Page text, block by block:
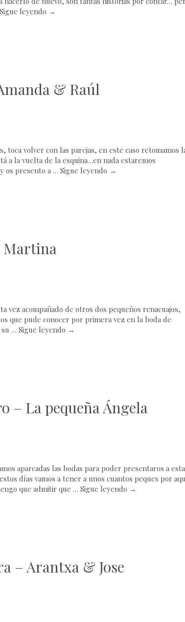
Sigue leyendo →
& Raúl
toca volver con las parejas, en este caso retomamos
a la vuelta de la esquina…en nada estaremos
os presento a … Sigue leyendo →
Martina
vez acompañado de otros dos pequeños renacuajos,
que pude conocer por primera vez en la boda de
su … Sigue leyendo →
– La pequeña Ángela
aparcadas las bodas para poder presentaros a esta
días vamos a tener a unos cuantos peques por
que admitir que … Sigue leyendo →
– Arantxa & Jose